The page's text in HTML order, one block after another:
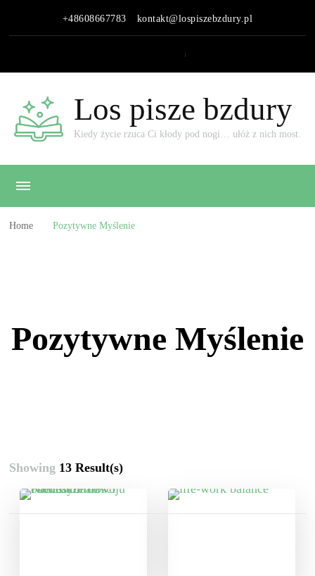
+48608667783 kontakt@lospiszebzdury.pl
Los pisze bzdury
Kiedy życie rzuca Ci kłody pod nogi… ułóż z nich most.
Home Pozytywne Myślenie
Pozytywne Myślenie
Showing 13 Result(s)